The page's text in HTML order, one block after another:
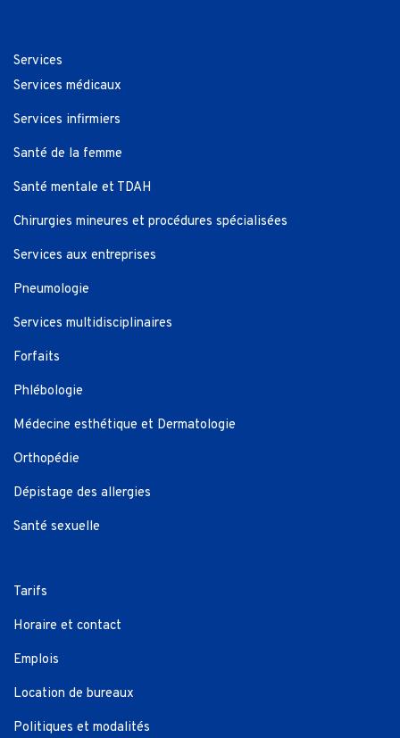
Services
Services médicaux
Services infirmiers
Santé de la femme
Santé mentale et TDAH
Chirurgies mineures et procédures spécialisées
Services aux entreprises
Pneumologie
Services multidisciplinaires
Forfaits
Phlébologie
Médecine esthétique et Dermatologie
Orthopédie
Dépistage des allergies
Santé sexuelle
Tarifs
Horaire et contact
Emplois
Location de bureaux
Politiques et modalités